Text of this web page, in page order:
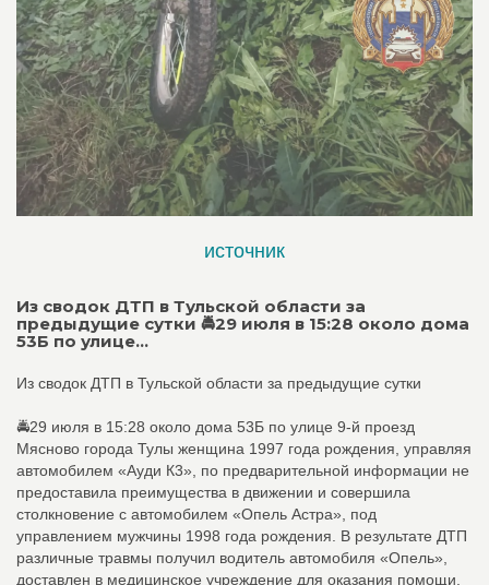
источник
Из сводок ДТП в Тульской области за
предыдущие сутки 🚔29 июля в 15:28 около дома
53Б по улице...
Из сводок ДТП в Тульской области за предыдущие сутки
🚔29 июля в 15:28 около дома 53Б по улице 9-й проезд
Мясново города Тулы женщина 1997 года рождения, управляя
автомобилем «Ауди К3», по предварительной информации не
предоставила преимущества в движении и совершила
столкновение с автомобилем «Опель Астра», под
управлением мужчины 1998 года рождения. В результате ДТП
различные травмы получил водитель автомобиля «Опель»,
доставлен в медицинское учреждение для оказания помощи.